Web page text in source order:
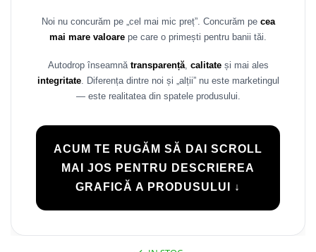
Rame adaptoare Kia
Rame adaptoare Nissan
Rame adaptoare Hyundai
Rame adaptoare Chevrolet
Rame adaptoare Mitsubishi
Noi nu concurăm pe „cel mai mic preț”. Concurăm pe cea
mai mare valoare pe care o primești pentru banii tăi.
Autodrop înseamnă transparență, calitateși mai ales
integritate. Diferența dintre noi și „alții” nu este marketingul
— este realitatea din spatele produsului.
ACUM TE RUGĂM SĂ DAI SCROLL
MAI JOS PENTRU DESCRIEREA
GRAFICĂ A PRODUSULUI ↓